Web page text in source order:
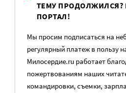
ТЕМУ
ПОРТАЛ!
Мы просим подписаться на
регулярный платеж в пользу
Милосердие.ru работает
пожертвованиям наших
командировки, съемки,